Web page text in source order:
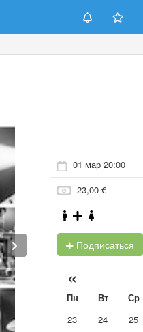
01 мар 20:00
23,00 €
Подписаться
«
Пн Вт Ср
23
24 25